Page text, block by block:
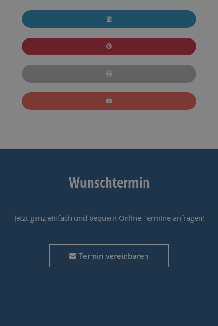
Wunschtermin
Jetzt ganz einfach und bequem Online Termine anfragen!
Termin vereinbaren